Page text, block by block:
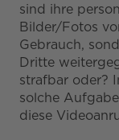
sind ihre
Bilder/Fotos
Gebrauch,
Dritte
strafbar oder?
solche
diese